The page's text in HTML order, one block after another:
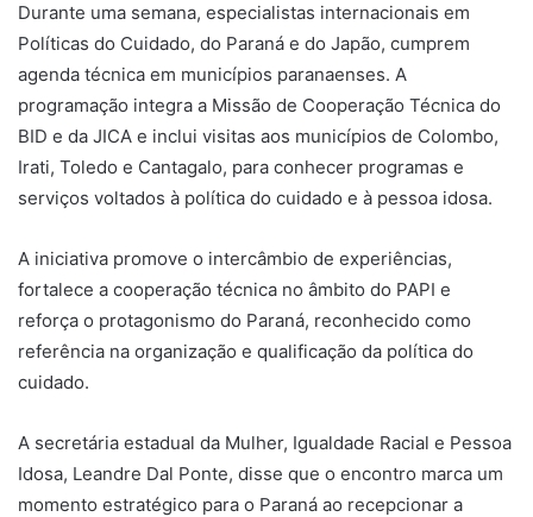
Durante uma semana, especialistas internacionais em
Políticas do Cuidado, do Paraná e do Japão, cumprem
agenda técnica em municípios paranaenses. A
programação integra a Missão de Cooperação Técnica do
BID e da JICA e inclui visitas aos municípios de Colombo,
Irati, Toledo e Cantagalo, para conhecer programas e
serviços voltados à política do cuidado e à pessoa idosa.
A iniciativa promove o intercâmbio de experiências,
fortalece a cooperação técnica no âmbito do PAPI e
reforça o protagonismo do Paraná, reconhecido como
referência na organização e qualificação da política do
cuidado.
A secretária estadual da Mulher, Igualdade Racial e Pessoa
Idosa, Leandre Dal Ponte, disse que o encontro marca um
momento estratégico para o Paraná ao recepcionar a